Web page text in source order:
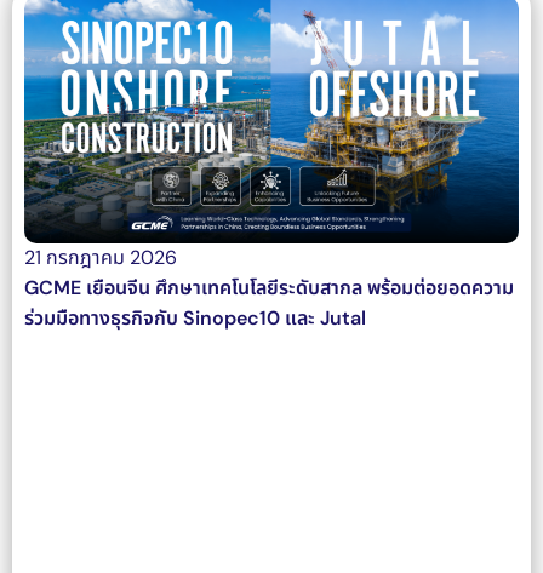
21 กรกฎาคม 2026
GCME เยือนจีน ศึกษาเทคโนโลยีระดับสากล พร้อมต่อยอดความ
ร่วมมือทางธุรกิจกับ Sinopec10 และ Jutal